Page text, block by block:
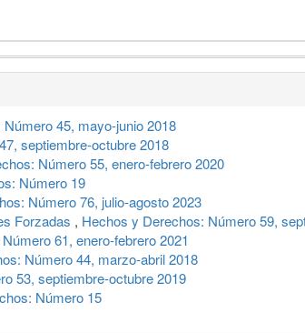
45, mayo-junio 2018
septiembre-octubre 2018
Número 55, enero-febrero 2020
Número 19
Número 76, julio-agosto 2023
Forzadas , Hechos y Derechos: Número 59,
61, enero-febrero 2021
Número 44, marzo-abril 2018
53, septiembre-octubre 2019
Número 15